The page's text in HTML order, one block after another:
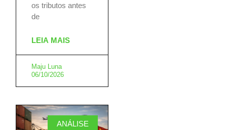
os tributos antes
de
LEIA MAIS
Maju Luna
06/10/2026
ANÁLISE